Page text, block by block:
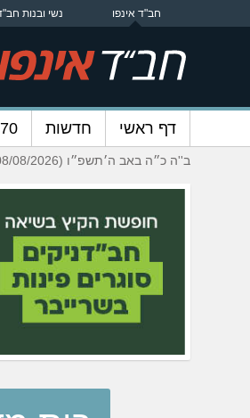
חב"ד אינפו נשי ובנות
דף ראשי חדשות
ב''ה כ״ה באב ה׳תשפ״ו (08/08/2026)